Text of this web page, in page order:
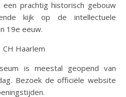
prachtig historisch gebouw
kijk op de intellectuele
19e eeuw.
CH Haarlem
is meestal geopend van
Bezoek de officiële website